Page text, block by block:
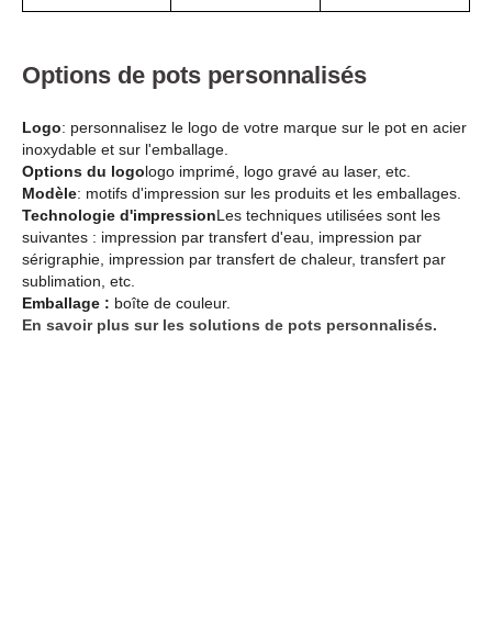
Options de pots personnalisés
Logo: personnalisez le logo de votre marque sur le pot en acier
inoxydable et sur l'emballage.
Options du logologo imprimé, logo gravé au laser, etc.
Modèle: motifs d'impression sur les produits et les emballages.
Technologie d'impressionLes techniques utilisées sont les
suivantes : impression par transfert d'eau, impression par
sérigraphie, impression par transfert de chaleur, transfert par
sublimation, etc.
Emballage : boîte de couleur.
En savoir plus sur les solutions de pots personnalisés.